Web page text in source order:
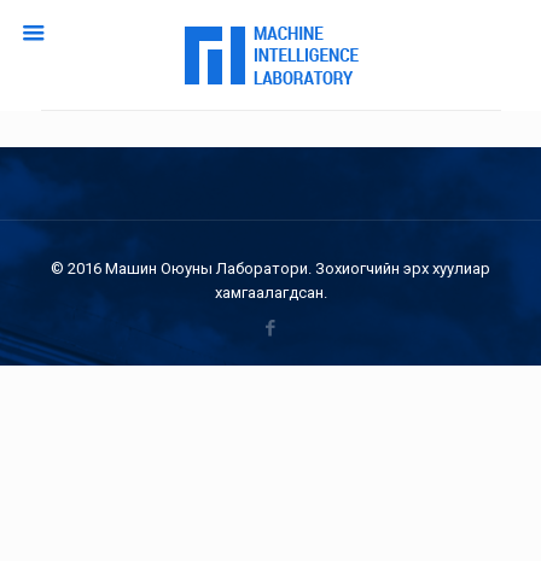
© 2016 Машин Оюуны Лаборатори. Зохиогчийн эрх хуулиар
хамгаалагдсан.